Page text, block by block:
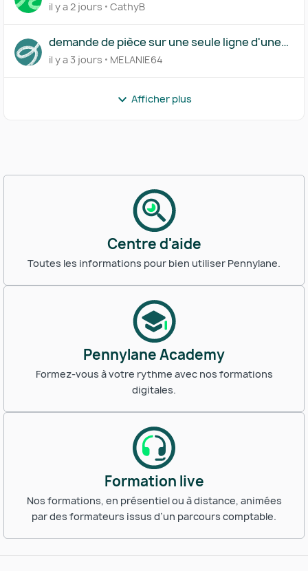
il y a 2 jours CathyB
demande de pièce sur une seule ligne d'une
transaction
il y a 3 jours MELANIE64
Afficher plus
Centre d'aide
Toutes les informations pour bien utiliser Pennylane.
Pennylane Academy
Formez-vous à votre rythme avec nos formations
digitales.
Formation live
Nos formations, en présentiel ou à distance, animées
par des formateurs issus d’un parcours comptable.